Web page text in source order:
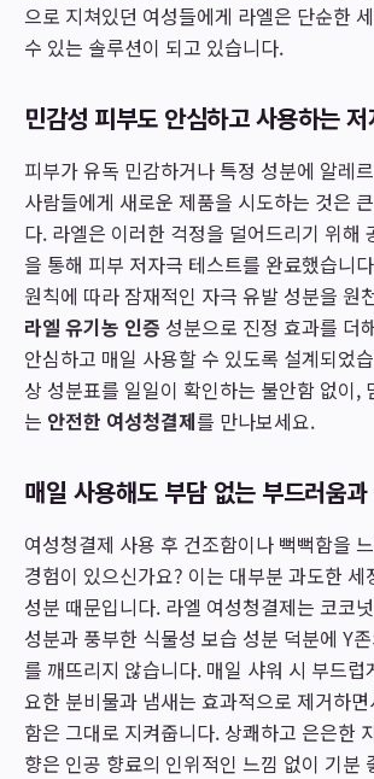
으로 지쳐있던 여성들에게 라엘은 단순한
수 있는 솔루션이 되고 있습니다.
민감성 피부도 안심하고 사용하는
피부가 유독 민감하거나 특정 성분에 알레
사람들에게 새로운 제품을 시도하는 것은
다. 라엘은 이러한 걱정을 덜어드리기 위해
을 통해 피부 저자극 테스트를 완료했습니
원칙에 따라 잠재적인 자극 유발 성분을 원
라엘 유기농 인증 성분으로 진정 효과를 더
안심하고 매일 사용할 수 있도록 설계되었
상 성분표를 일일이 확인하는 불안함 없이,
는 안전한 여성청결제를 만나보세요.
매일 사용해도 부담 없는 부드러움
여성청결제 사용 후 건조함이나 뻑뻑함을
경험이 있으신가요? 이는 대부분 과도한 세
성분 때문입니다. 라엘 여성청결제는 코코
성분과 풍부한 식물성 보습 성분 덕분에 Y
를 깨뜨리지 않습니다. 매일 샤워 시 부드럽
요한 분비물과 냄새는 효과적으로 제거하
함은 그대로 지켜줍니다. 상쾌하고 은은한
향은 인공 향료의 인위적인 느낌 없이 기분